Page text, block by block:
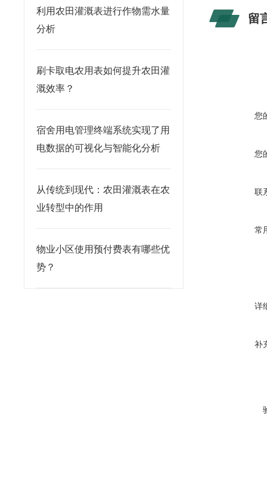
留
您
您
联
常
详
补
利用农田灌溉表进行作物需水量
分析
刷卡取电农用表如何提升农田灌
溉效率？
宿舍用电管理终端系统实现了用
电数据的可视化与智能化分析
从传统到现代：农田灌溉表在农
业转型中的作用
物业小区使用预付费表有哪些优
势？